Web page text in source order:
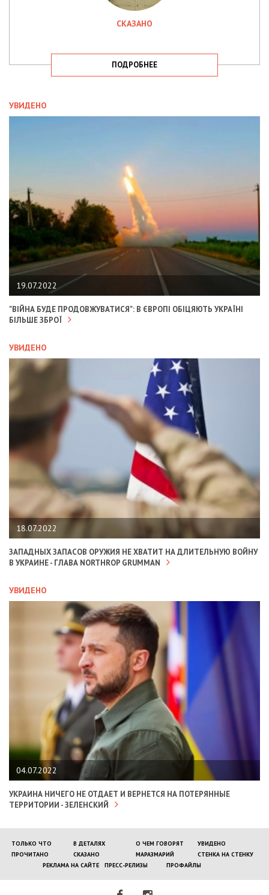
СКАЗАНО
ПОДРОБНЕЕ
УВИДЕНО
19.07.2022
"ВІЙНА БУДЕ ПРОДОВЖУВАТИСЯ": В ЄВРОПІ ОБІЦЯЮТЬ УКРАЇНІ
БІЛЬШЕ ЗБРОЇ
УВИДЕНО
18.07.2022
ЗАПАДНЫХ ЗАПАСОВ ОРУЖИЯ НЕ ХВАТИТ НА ДЛИТЕЛЬНУЮ ВОЙНУ
В УКРАИНЕ - ГЛАВА NORTHROP GRUMMAN
УВИДЕНО
04.07.2022
УКРАИНА НИЧЕГО НЕ ОТДАЕТ И ВЕРНЕТСЯ НА ПОТЕРЯННЫЕ
ТЕРРИТОРИИ - ЗЕЛЕНСКИЙ
ТОЛЬКО ЧТО В ДЕТАЛЯХ О ЧЕМ ГОВОРЯТ
УВИДЕНО
ПРОЧИТАНО
СКАЗАНО МАРАЗМАРИЙ
СТЕНКА НА СТЕНКУ
РЕКЛАМА НА САЙТЕ
ПРЕСС-РЕЛИЗЫ ПРОФАЙЛЫ